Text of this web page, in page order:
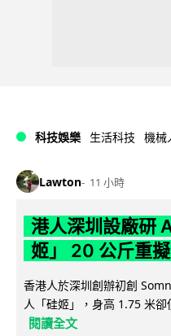
科技娛樂 生活科技 機械
Lawton 11 小時
港人深圳設廠研
姬」 20 公斤重
香港人於深圳創辦初創
人「硅姬」，身高 1.75 米
閱讀全文